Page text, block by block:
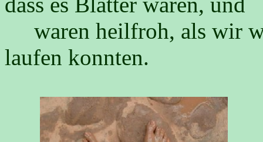
waren heilfroh, als wir
laufen konnten.